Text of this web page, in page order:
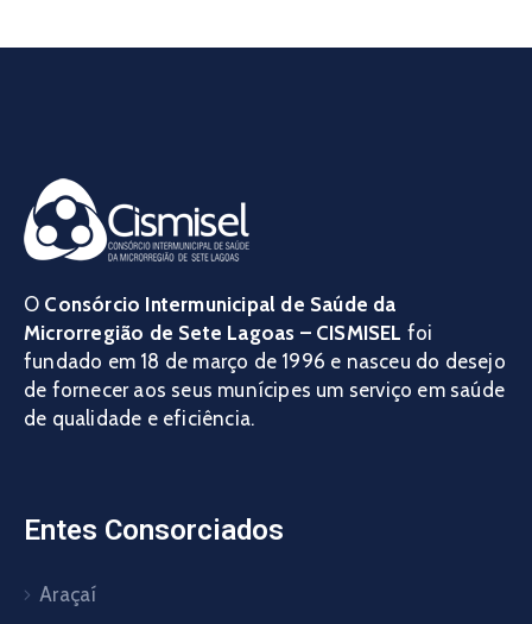
O Consórcio Intermunicipal de Saúde da
Microrregião de Sete Lagoas – CISMISEL foi
fundado em 18 de março de 1996 e nasceu do desejo
de fornecer aos seus munícipes um serviço em saúde
de qualidade e eficiência.
Entes Consorciados
Araçaí